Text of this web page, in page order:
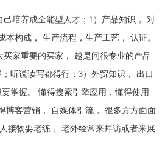
培养成全能型人才；1）产品知识， 对
本构成， 生产流程，生产工艺， 认证。
家重要的买家， 越是问很专业的产品
听说读写都得行；3）外贸知识， 出口
掌握。 懂得搜索引擎应用，懂得使用
博客营销， 自媒体引流， 很多方方面面
接物要老练， 老外经常来拜访或者来展